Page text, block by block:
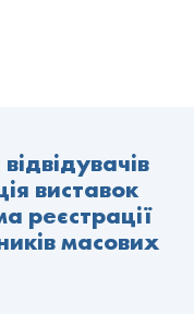
виставок
реєстрації
масових